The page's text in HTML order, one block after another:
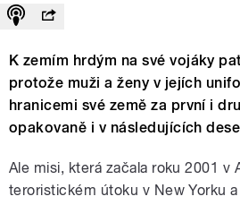
K zemím hrdým na své vojáky
protože muži a ženy v jejích
hranicemi své země za první i
opakovaně i v následujících
Ale misi, která začala roku 2001 v
teroristickém útoku v New Yorku